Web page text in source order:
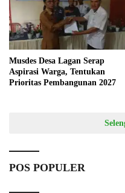
Musdes Desa Lagan Serap
Aspirasi Warga, Tentukan
Prioritas Pembangunan 2027
POS POPULER